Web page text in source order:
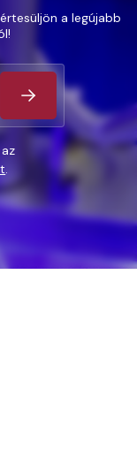
a legújabb
.